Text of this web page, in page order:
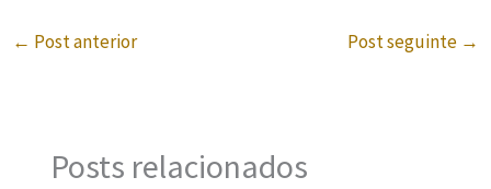
← Post anterior Post seguinte →
Posts relacionados